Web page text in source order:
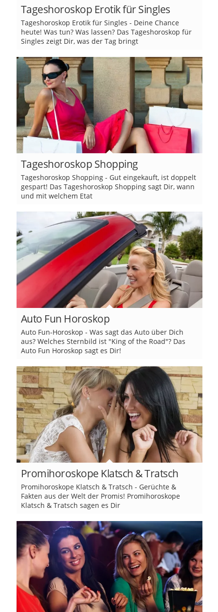
Tageshoroskop Erotik für Singles
Tageshoroskop Erotik für Singles - Deine Chance
heute! Was tun? Was lassen? Das Tageshoroskop für
Singles zeigt Dir, was der Tag bringt
Tageshoroskop Shopping
Tageshoroskop Shopping - Gut eingekauft, ist doppelt
gespart! Das Tageshoroskop Shopping sagt Dir, wann
und mit welchem Etat
Auto Fun Horoskop
Auto Fun-Horoskop - Was sagt das Auto über Dich
aus? Welches Sternbild ist "King of the Road"? Das
Auto Fun Horoskop sagt es Dir!
Promihoroskope Klatsch & Tratsch
Promihoroskope Klatsch & Tratsch - Gerüchte &
Fakten aus der Welt der Promis! Promihoroskope
Klatsch & Tratsch sagen es Dir